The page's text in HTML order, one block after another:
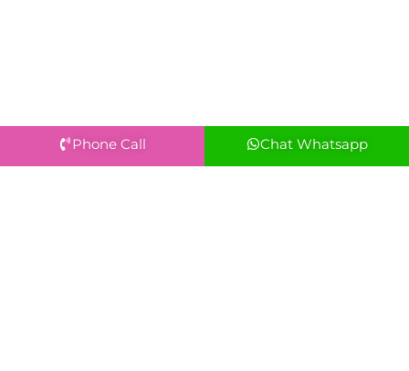
Phone Call Chat Whatsapp